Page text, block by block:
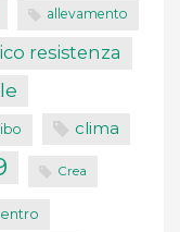
allevamento
resistenza
clima
Crea